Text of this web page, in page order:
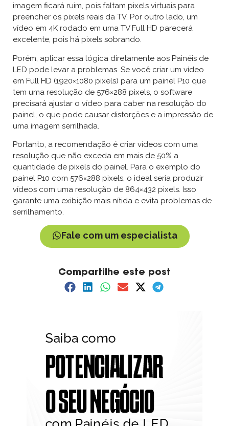
imagem ficará ruim, pois faltam pixels virtuais para
preencher os pixels reais da TV. Por outro lado, um
vídeo em 4K rodado em uma TV Full HD parecerá
excelente, pois há pixels sobrando.
Porém, aplicar essa lógica diretamente aos Painéis de
LED pode levar a problemas. Se você criar um vídeo
em Full HD (1920×1080 pixels) para um painel P10 que
tem uma resolução de 576×288 pixels, o software
precisará ajustar o vídeo para caber na resolução do
painel, o que pode causar distorções e a impressão de
uma imagem serrilhada.
Portanto, a recomendação é criar vídeos com uma
resolução que não exceda em mais de 50% a
quantidade de pixels do painel. Para o exemplo do
painel P10 com 576×288 pixels, o ideal seria produzir
vídeos com uma resolução de 864×432 pixels. Isso
garante uma exibição mais nítida e evita problemas de
serrilhamento.
Fale com um especialista
Compartilhe este post